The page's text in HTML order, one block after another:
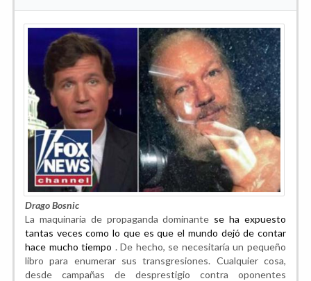
Drago Bosnic
La maquinaria de propaganda dominante se ha expuesto
tantas veces como lo que es que el mundo dejó de contar
hace mucho tiempo . De hecho, se necesitaría un pequeño
libro para enumerar sus transgresiones. Cualquier cosa,
desde campañas de desprestigio contra oponentes